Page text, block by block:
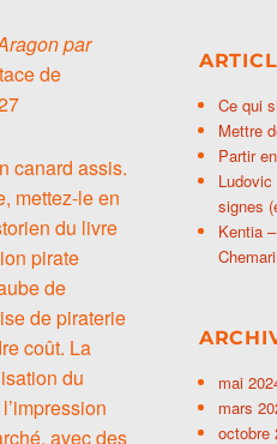
par
de
canard assis.
mettez-le en
du livre
pirate
de
de piraterie
coût. La
du
avec des
Ce qui
Mettre
Partir
signes
Kentia
mai
mars
octobre